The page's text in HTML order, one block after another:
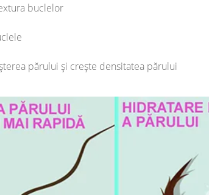
buclelor
părului și crește densitatea părului